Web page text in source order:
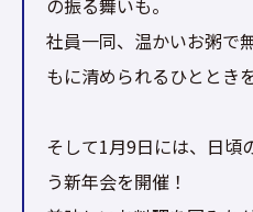
の振る舞いも。
社員一同、温かいお粥で
もに清められるひととき
そして1月9日には、日頃
う新年会を開催！